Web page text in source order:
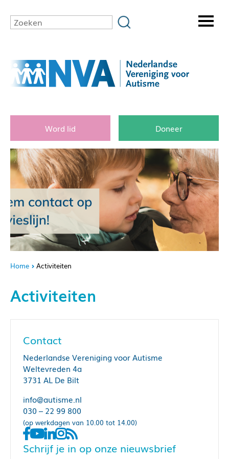
Word lid Doneer
Home Activiteiten
Activiteiten
Contact
Nederlandse Vereniging voor Autisme
Weltevreden 4a
3731 AL De Bilt
info@autisme.nl
030 – 22 99 800
(op werkdagen van 10.00 tot 14.00)
Schrijf je in op onze nieuwsbrief